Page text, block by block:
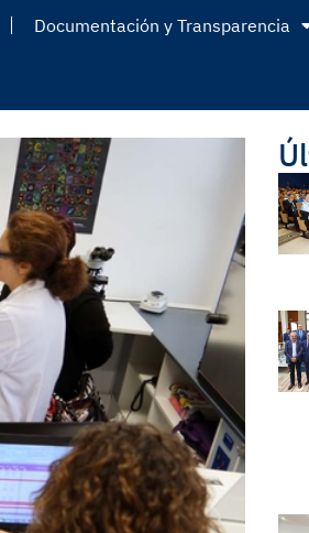
Documentación y Transparencia